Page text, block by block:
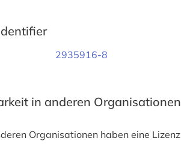
2935916-8
in anderen Organisationen
Organisationen haben eine Lizenz